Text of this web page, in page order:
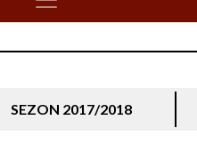
SEZON 2017/2018